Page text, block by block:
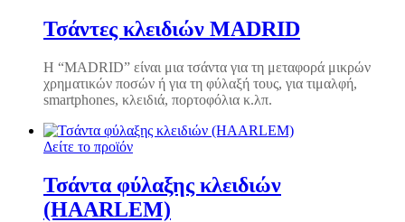
Τσάντες κλειδιών MADRID
H “MADRID” είναι μια τσάντα για τη μεταφορά μικρών
χρηματικών ποσών ή για τη φύλαξή τους, για τιμαλφή,
smartphones, κλειδιά, πορτοφόλια κ.λπ.
Δείτε το προϊόν
Τσάντα φύλαξης κλειδιών
(HAARLEM)